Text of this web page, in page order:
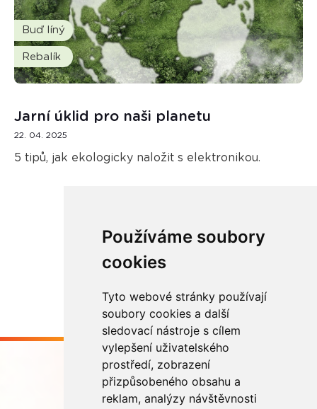
Používáme soubory
cookies
Tyto webové stránky používají
soubory cookies a další
sledovací nástroje s cílem
vylepšení uživatelského
prostředí, zobrazení
přizpůsobeného obsahu a
reklam, analýzy návštěvnosti
Buď líný
Rebalík
Jarní úklid pro naši planetu
22. 04. 2025
5 tipů, jak ekologicky naložit s elektronikou.
Načíst další